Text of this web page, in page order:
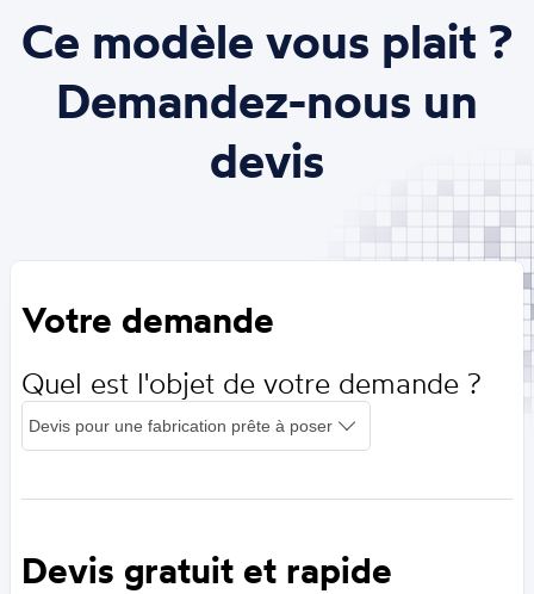
Ce modèle vous plait ?
Demandez-nous un
devis
Votre demande
Quel est l'objet de votre demande ?
Devis gratuit et rapide